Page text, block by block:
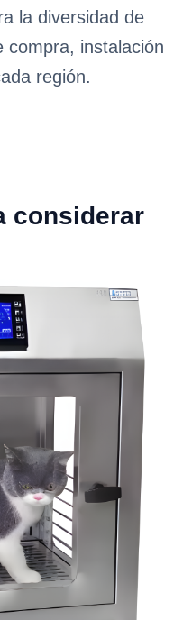
la diversidad de
compra, instalación
región.
considerar